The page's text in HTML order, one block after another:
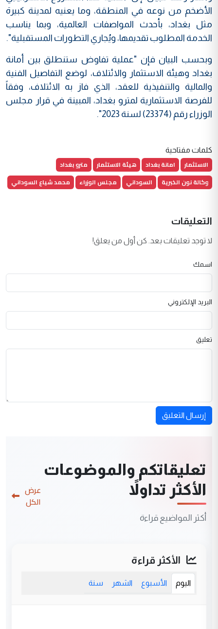
الأضخم من نوعه في المنطقة، وما يعنيه لمدينة كبيرة
مثل بغداد، بأحدث المواصفات العالمية، وبما يناسب
الخدمة المطلوب تقديمها، ويُجاري التطورات المستقبلية".
وبحسب البيان فإن "عملية تفاوض ستنطلق بين أمانة
بغداد وهيئة الاستثمار والائتلاف، لوضع التفاصيل الفنية
والمالية والتنفيذية للعقد، الذي فاز به الائتلاف، وفقاً
للفرصة الاستثمارية لمترو بغداد، المبينة في قرار مجلس
الوزراء رقم (23374) لسنة 2023".
كلمات مفتاحية
الاستثمار امانة بغداد هيئة الاستثمار
مترو بغداد
وكالة نون الخبرية
السوداني مجلس الوزراء محمد شياع السوداني
التعليقات
لا توجد تعليقات بعد. كن أول من يعلق!
اسمك
البريد الإلكتروني
تعليق
إرسال التعليق
تعليقاتكم والموضوعات
الأكثر تداولاً
أكثر المواضيع قراءة
عرض
الكل
الأكثر قراءة
اليوم الأسبوع الشهر سنة